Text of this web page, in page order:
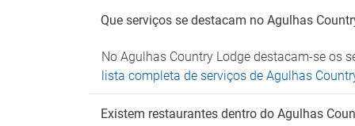
Não
Que serviços se destacam no Agulhas
No Agulhas Country Lodge destacam-se os
lista completa de serviços de Agulhas
Existem restaurantes dentro do Agulhas